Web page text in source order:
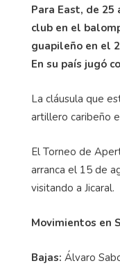
Para East, de 25
club en el
guapileño en el
En su país jugó
La cláusula que
artillero caribeño
El Torneo de
arranca el 15 de
visitando a Jicaral.
Movimientos en
Bajas: Álvaro